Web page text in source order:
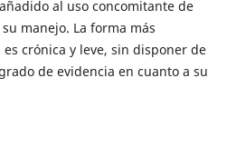
al uso concomitante de
manejo. La forma más
crónica y leve, sin disponer de
de evidencia en cuanto a su